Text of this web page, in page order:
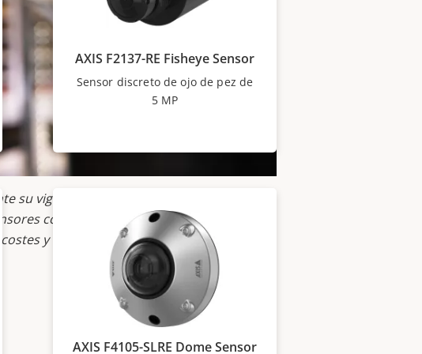
su vigilancia combinando hasta cuatro
con una única unidad principal,
y la complejidad.
AXIS F2137-RE Fisheye Sensor​
Sensor discreto de ojo de pez de
5 MP
AXIS F4105-SLRE Dome Sensor